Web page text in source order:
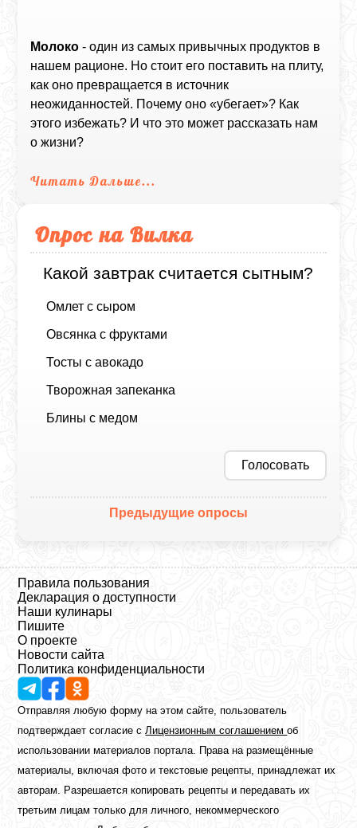
Молоко - один из самых привычных продуктов в
нашем рационе. Но стоит его поставить на плиту,
как оно превращается в источник
неожиданностей. Почему оно «убегает»? Как
этого избежать? И что это может рассказать нам
о жизни?
Читать Дальше...
Опрос на Вилка
Какой завтрак считается сытным?
Омлет с сыром
Овсянка с фруктами
Тосты с авокадо
Творожная запеканка
Блины с медом
Голосовать
Предыдущие опросы
Правила пользования
Декларация о доступности
Наши кулинары
Пишите
О проекте
Новости сайта
Политика конфиденциальности
Отправляя любую форму на этом сайте, пользователь
подтверждает согласие сЛицензионным соглашениемоб
использовании материалов портала. Права на размещённые
материалы, включая фото и текстовые рецепты, принадлежат их
авторам. Разрешается копировать рецепты и передавать их
третьим лицам только для личного, некоммерческого